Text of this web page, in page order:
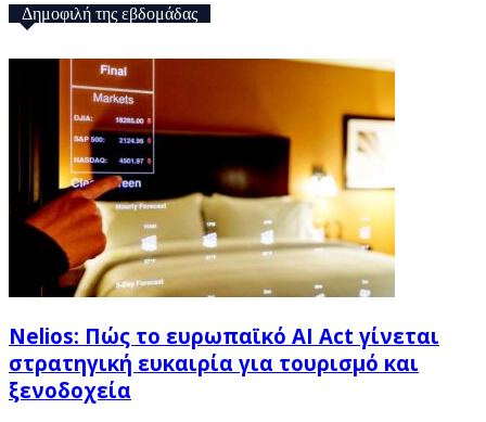
Δημοφιλή της εβδομάδας
Nelios: Πώς το ευρωπαϊκό AI Act γίνεται
στρατηγική ευκαιρία για τουρισμό και
ξενοδοχεία